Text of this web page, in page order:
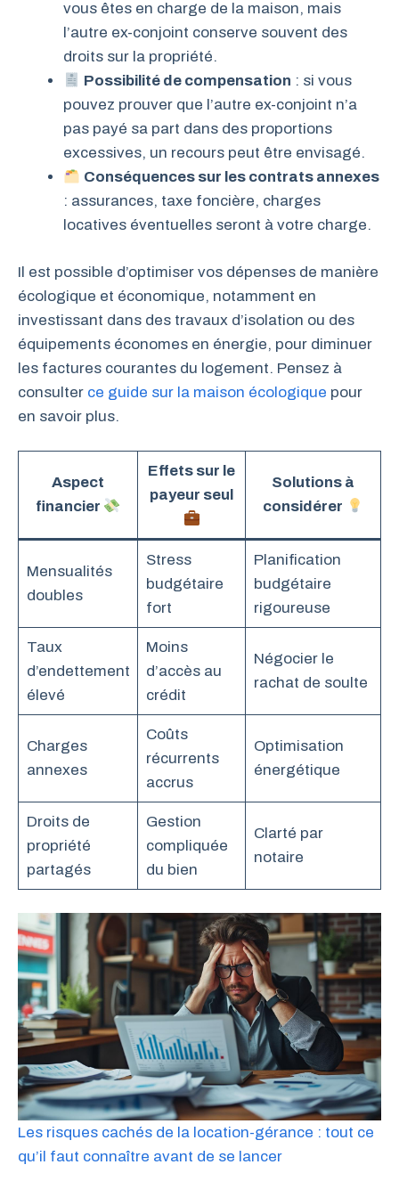
vous êtes en charge de la maison, mais
l’autre ex-conjoint conserve souvent des
droits sur la propriété.
Possibilité de compensation : si vous
pouvez prouver que l’autre ex-conjoint n’a
pas payé sa part dans des proportions
excessives, un recours peut être envisagé.
Conséquences sur les contrats annexes
: assurances, taxe foncière, charges
locatives éventuelles seront à votre charge.
Il est possible d’optimiser vos dépenses de manière
écologique et économique, notamment en
investissant dans des travaux d’isolation ou des
équipements économes en énergie, pour diminuer
les factures courantes du logement. Pensez à
consulter ce guide sur la maison écologique pour
en savoir plus.
Aspect
financier
Effets sur le
payeur seul
Solutions à
considérer
Mensualités
doubles
Stress
budgétaire
fort
Planification
budgétaire
rigoureuse
Taux
d’endettement
élevé
Moins
d’accès au
crédit
Négocier le
rachat de soulte
Charges
annexes
Coûts
récurrents
accrus
Optimisation
énergétique
Droits de
propriété
partagés
Gestion
compliquée
du bien
Clarté par
notaire
Les risques cachés de la location-gérance : tout ce
qu’il faut connaître avant de se lancer